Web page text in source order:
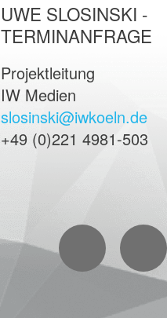
UWE SLOSINSKI -
TERMINANFRAGE
Projektleitung
IW Medien
slosinski@iwkoeln.de
+49 (0)221 4981-503
Facebook Instagram